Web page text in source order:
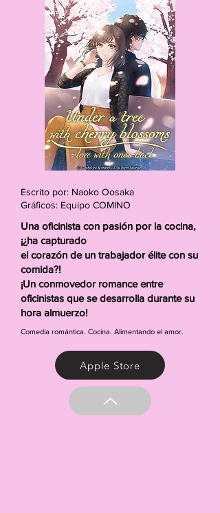
Escrito por: Naoko Oosaka
Gráficos: Equipo COMINO
Una oficinista con pasión por la cocina,
¡¿ha capturado
el corazón de un trabajador élite con su
comida?!
¡Un conmovedor romance entre
oficinistas que se desarrolla durante su
hora almuerzo!
Comedia romántica. Cocina. Alimentando el amor.
Apple Store